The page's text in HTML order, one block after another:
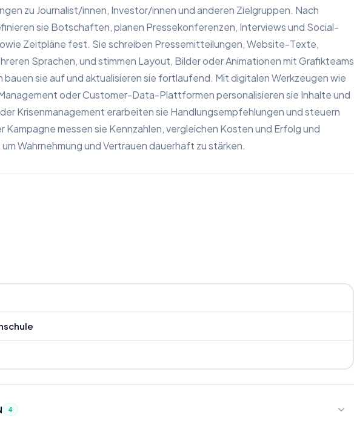
zu Journalist/innen, Investor/innen und anderen Zielgruppen. Nach
sie Botschaften, planen Pressekonferenzen, Interviews und Social-
Zeitpläne fest. Sie schreiben Pressemitteilungen, Website-Texte,
Sprachen, und stimmen Layout, Bilder oder Animationen mit Grafikteams
sie auf und aktualisieren sie fortlaufend. Mit digitalen Werkzeugen wie
oder Customer-Data-Plattformen personalisieren sie Inhalte und
Krisenmanagement erarbeiten sie Handlungsempfehlungen und steuern
Kampagne messen sie Kennzahlen, vergleichen Kosten und Erfolg und
Wahrnehmung und Vertrauen dauerhaft zu stärken.
4